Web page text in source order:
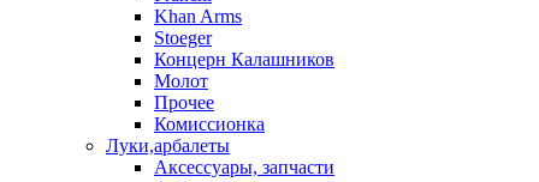
Khan Arms
Stoeger
Концерн Калашников
Молот
Прочее
Комиссионка
Луки,арбалеты
Аксессуары, запчасти